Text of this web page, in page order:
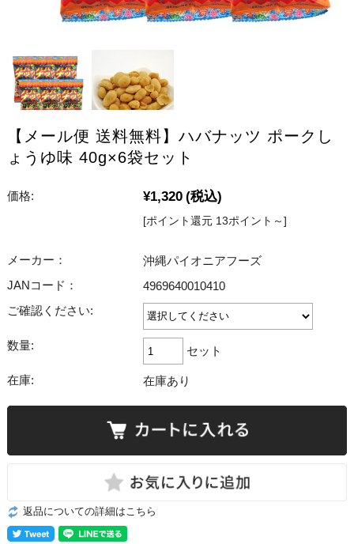
【メール便 送料無料】ハバナッツ ポークし
ょうゆ味 40g×6袋セット
価格: ¥1,320 (税込)
[ポイント還元 13ポイント～]
メーカー：
沖縄パイオニアフーズ
JANコード：
4969640010410
ご確認ください:
数量: セット
在庫: 在庫あり
返品についての詳細はこちら